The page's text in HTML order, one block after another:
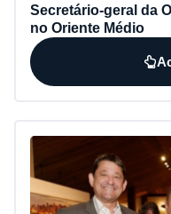
Secretário-geral da
no Oriente Médio